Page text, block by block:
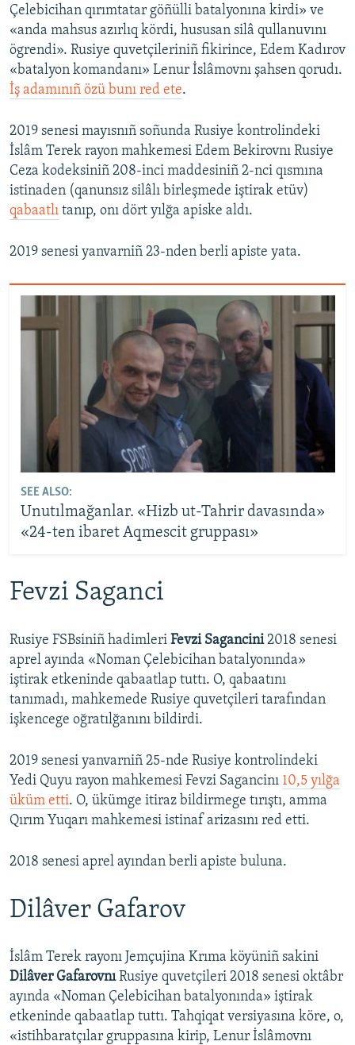
Çelebicihan qırımtatar göñülli batalyonına kirdi» ve
«anda mahsus azırlıq kördi, hususan silâ qullanuvını
ögrendi». Rusiye quvetçileriniñ fikirince, Edem Kadırov
«batalyon komandanı» Lenur İslâmovnı şahsen qorudı.
İş adamınıñ özü bunı red ete.
2019 senesi mayısnıñ soñunda Rusiye kontrolindeki
İslâm Terek rayon mahkemesi Edem Bekirovnı Rusiye
Ceza kodeksiniñ 208-inci maddesiniñ 2-nci qısmına
istinaden (qanunsız silâlı birleşmede iştirak etüv)
qabaatlı tanıp, onı dört yılğa apiske aldı.
2019 senesi yanvarniñ 23-nden berli apiste yata.
SEE ALSO:
Unutılmağanlar. «Hizb ut-Tahrir davasında»
«24-ten ibaret Aqmescit gruppası»
Fevzi Saganci
Rusiye FSBsiniñ hadimleri Fevzi Sagancini2018 senesi
aprel ayında «Noman Çelebicihan batalyonında»
iştirak etkeninde qabaatlap tuttı. O, qabaatını
tanımadı, mahkemede Rusiye quvetçileri tarafından
işkencege oğratılğanını bildirdi.
2019 senesi yanvarniñ 25-nde Rusiye kontrolindeki
Yedi Quyu rayon mahkemesi Fevzi Sagancinı 10,5 yılğa
üküm etti. O, ükümge itiraz bildirmege tırıştı, amma
Qırım Yuqarı mahkemesi istinaf arizasını red etti.
2018 senesi aprel ayından berli apiste buluna.
Dilâver Gafarov
İslâm Terek rayonı Jemçujina Krıma köyüniñ sakini
Dilâver GafarovnıRusiye quvetçileri 2018 senesi oktâbr
ayında «Noman Çelebicihan batalyonında» iştirak
etkeninde qabaatlap tuttı. Tahqiqat versiyasına köre, o,
«istihbaratçılar gruppasına kirip, Lenur İslâmovnı